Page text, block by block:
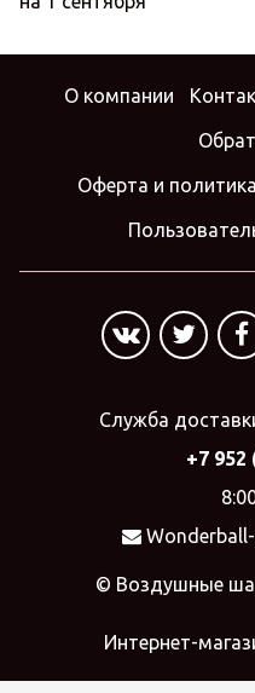
О компании
Оферта и
Служба
+7 952
© Воздушные
Интернет-